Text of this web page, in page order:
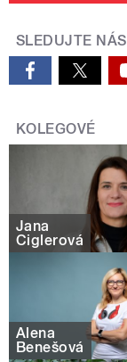
SLEDUJTE NÁS
KOLEGOVÉ
Jana
Ciglerová
Alena
Benešová